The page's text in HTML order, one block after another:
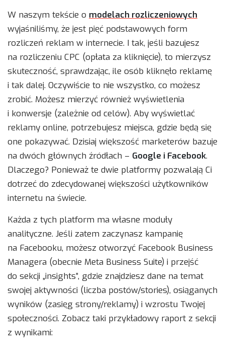
W naszym tekście o modelach rozliczeniowych
wyjaśniliśmy, że jest pięć podstawowych form
rozliczeń reklam w internecie. I tak, jeśli bazujesz
na rozliczeniu CPC (opłata za kliknięcie), to mierzysz
skuteczność, sprawdzając, ile osób kliknęło reklamę
i tak dalej. Oczywiście to nie wszystko, co możesz
zrobić. Możesz mierzyć również wyświetlenia
i konwersje (zależnie od celów). Aby wyświetlać
reklamy online, potrzebujesz miejsca, gdzie będą się
one pokazywać. Dzisiaj większość marketerów bazuje
na dwóch głównych źródłach – Google i Facebook.
Dlaczego? Ponieważ te dwie platformy pozwalają Ci
dotrzeć do zdecydowanej większości użytkowników
internetu na świecie.
Każda z tych platform ma własne moduły
analityczne. Jeśli zatem zaczynasz kampanię
na Facebooku, możesz otworzyć Facebook Business
Managera (obecnie Meta Business Suite) i przejść
do sekcji „insights”, gdzie znajdziesz dane na temat
swojej aktywności (liczba postów/stories), osiąganych
wyników (zasięg strony/reklamy) i wzrostu Twojej
społeczności. Zobacz taki przykładowy raport z sekcji
z wynikami: